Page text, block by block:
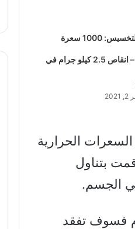
ريجيم التخسيس: 1000 سعرة
حرارية – انقاص 2.5 كيلو جرام في
الحرارية
بتناول
الجسم.
فسوف تفقد